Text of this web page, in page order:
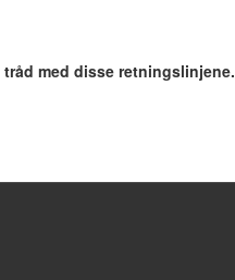
med disse retningslinjene.